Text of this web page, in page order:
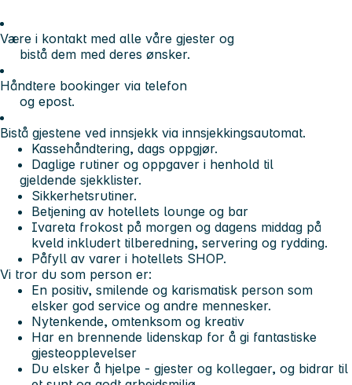
Være i kontakt med alle våre gjester og
bistå dem med deres ønsker.
Håndtere bookinger via telefon
og epost.
Bistå gjestene ved innsjekk via innsjekkingsautomat.
Kassehåndtering, dags oppgjør.
Daglige rutiner og oppgaver i henhold til
gjeldende sjekklister.
Sikkerhetsrutiner.
Betjening av hotellets lounge og bar
Ivareta frokost på morgen og dagens middag på
kveld inkludert tilberedning, servering og rydding.
Påfyll av varer i hotellets SHOP.
Vi tror du som person er:
En positiv, smilende og karismatisk person som
elsker god service og andre mennesker.
Nytenkende, omtenksom og kreativ
Har en brennende lidenskap for å gi fantastiske
gjesteopplevelser
Du elsker å hjelpe - gjester og kollegaer, og bidrar til